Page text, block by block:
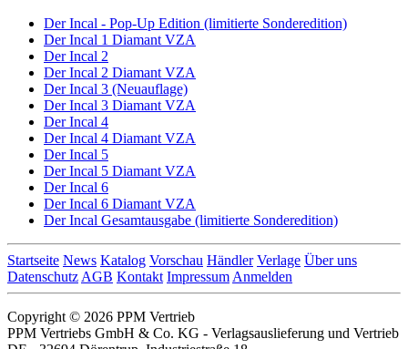
Der Incal - Pop-Up Edition (limitierte Sonderedition)
Der Incal 1 Diamant VZA
Der Incal 2
Der Incal 2 Diamant VZA
Der Incal 3 (Neuauflage)
Der Incal 3 Diamant VZA
Der Incal 4
Der Incal 4 Diamant VZA
Der Incal 5
Der Incal 5 Diamant VZA
Der Incal 6
Der Incal 6 Diamant VZA
Der Incal Gesamtausgabe (limitierte Sonderedition)
Startseite News Katalog Vorschau Händler Verlage Über uns
Datenschutz AGB Kontakt Impressum Anmelden
Copyright © 2026 PPM Vertrieb
PPM Vertriebs GmbH & Co. KG - Verlagsauslieferung und Vertrieb